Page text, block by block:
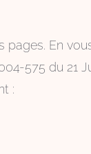
En
575 du 21
: